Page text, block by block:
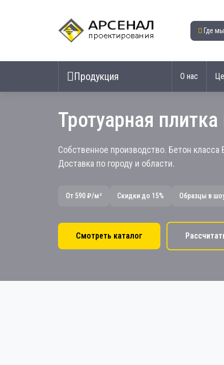
Где
Продукция О нас
Тротуарная плитка
Собственное производство. Бетон класса
Доставка по городу и области.
От 590 ₽/м² Скидки до 15% Образцы в
Смотреть каталог